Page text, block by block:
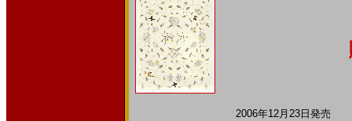
2006年12月23日発売